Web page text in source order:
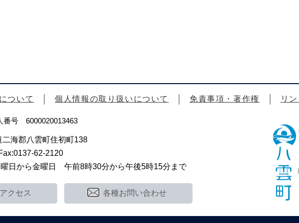
ついて 個人情報の取り扱いについて 免責事項・著作権 リ
号 6000020013463
海郡八雲町住初町138
62-2120
日から金曜日 午前8時30分から午後5時15分まで
クセス 各種お問い合わせ